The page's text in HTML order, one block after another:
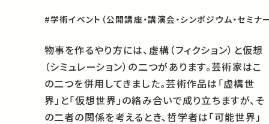
#学術イベント（公開講座・講演会・シンポジウム・セミナ
物事を作るやり方には、虚構（フィクション）と仮想
（シミュレーション）の二つがあります。芸術家はこ
の二つを併用してきました。芸術作品は「虚構世
界」と「仮想世界」の絡み合いで成り立ちますが、そ
の二者の関係を考えるとき、哲学者は「可能世界」